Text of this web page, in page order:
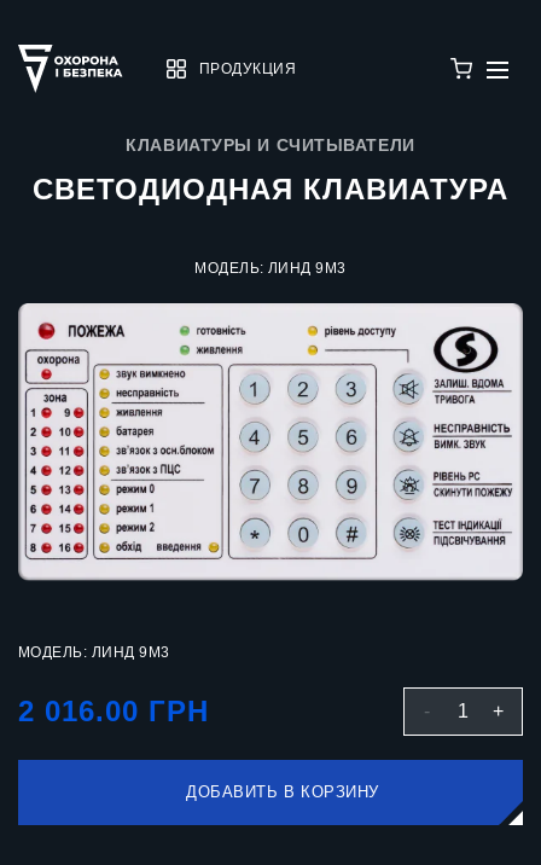
ПРОДУКЦИЯ
КЛАВИАТУРЫ И СЧИТЫВАТЕЛИ
СВЕТОДИОДНАЯ КЛАВИАТУРА
МОДЕЛЬ: ЛИНД 9М3
МОДЕЛЬ: ЛИНД 9М3
2 016.00 ГРН - 1 +
ДОБАВИТЬ В КОРЗИНУ